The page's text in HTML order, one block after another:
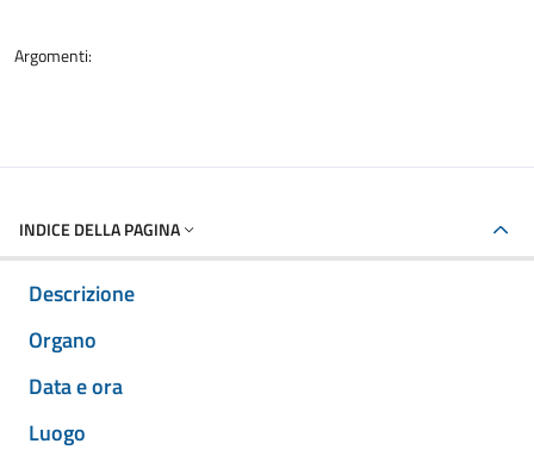
Argomenti:
INDICE DELLA PAGINA
Descrizione
Organo
Data e ora
Luogo